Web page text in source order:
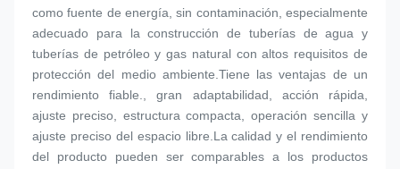
como fuente de energía, sin contaminación, especialmente
adecuado para la construcción de tuberías de agua y
tuberías de petróleo y gas natural con altos requisitos de
protección del medio ambiente.Tiene las ventajas de un
rendimiento fiable., gran adaptabilidad, acción rápida,
ajuste preciso, estructura compacta, operación sencilla y
ajuste preciso del espacio libre.La calidad y el rendimiento
del producto pueden ser comparables a los productos